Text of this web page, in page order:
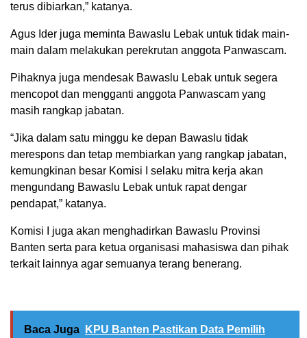
terus dibiarkan,” katanya.
Agus Ider juga meminta Bawaslu Lebak untuk tidak main-
main dalam melakukan perekrutan anggota Panwascam.
Pihaknya juga mendesak Bawaslu Lebak untuk segera
mencopot dan mengganti anggota Panwascam yang
masih rangkap jabatan.
“Jika dalam satu minggu ke depan Bawaslu tidak
merespons dan tetap membiarkan yang rangkap jabatan,
kemungkinan besar Komisi I selaku mitra kerja akan
mengundang Bawaslu Lebak untuk rapat dengar
pendapat,” katanya.
Komisi I juga akan menghadirkan Bawaslu Provinsi
Banten serta para ketua organisasi mahasiswa dan pihak
terkait lainnya agar semuanya terang benerang.
Baca Juga
KPU Banten Pastikan Data Pemilih